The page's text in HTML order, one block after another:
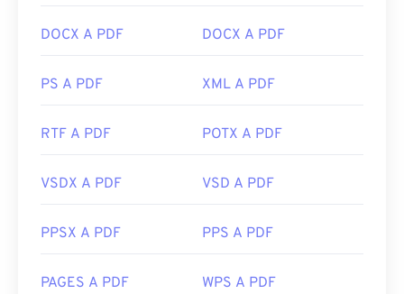
https://en.wikipedia.org/wiki/
adobe/about-adobe-pdf.html
DOCX A PDF DOCX A PDF
PS A PDF XML A PDF
RTF A PDF POTX A PDF
VSDX A PDF VSD A PDF
PPSX A PDF PPS A PDF
PAGES A PDF WPS A PDF